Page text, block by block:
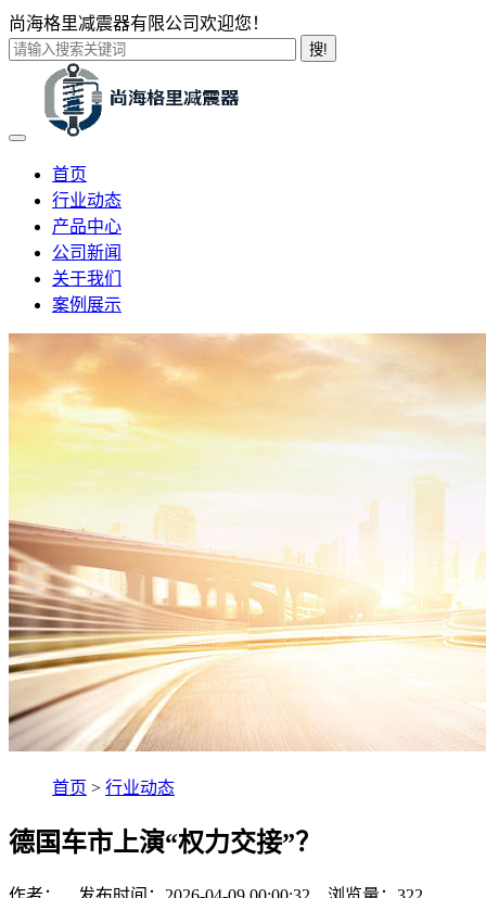
尚海格里减震器有限公司欢迎您！
搜!
首页
行业动态
产品中心
公司新闻
关于我们
案例展示
首页 > 行业动态
德国车市上演“权力交接”？